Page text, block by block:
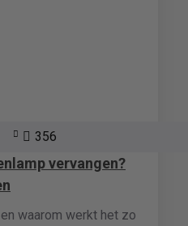
356
vervangen?
waarom werkt het zo